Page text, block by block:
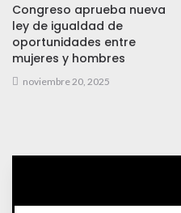
Congreso aprueba nueva
ley de igualdad de
oportunidades entre
mujeres y hombres
noviembre 20, 2025